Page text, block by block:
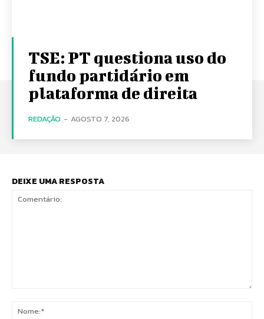
TSE: PT questiona uso do
fundo partidário em
plataforma de direita
REDAÇÃO - AGOSTO 7, 2026
DEIXE UMA RESPOSTA